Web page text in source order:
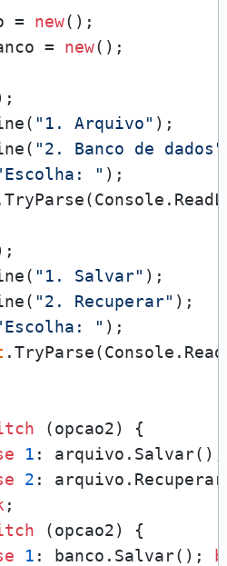
= new();
= new();
"1. Arquivo" );
"2. Banco de dados"
"
"1. Salvar" );
"2. Recuperar" );
"
(opcao2) {
1 :
2 :
;
(opcao2) {
1 : banco.Salvar();